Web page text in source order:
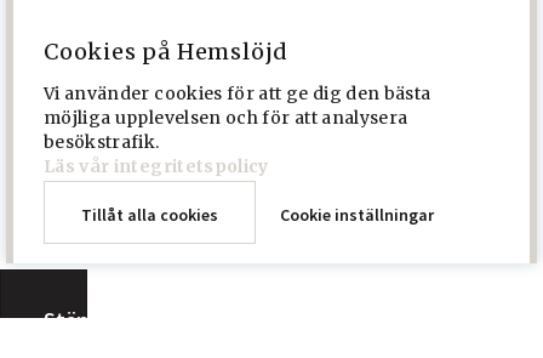
Cookies på Hemslöjd
Vi använder cookies för att ge dig den bästa
möjliga upplevelsen och för att analysera
besökstrafik.
Läs vår integritetspolicy
Tillåt alla cookies Cookie inställningar
Stäng